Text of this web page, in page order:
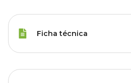
Ficha técnica